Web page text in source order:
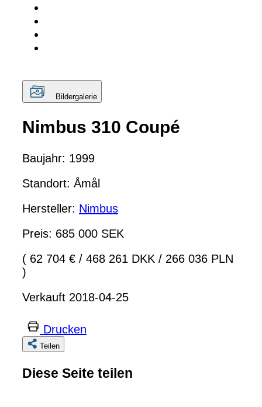
Bildergalerie
Nimbus 310 Coupé
Baujahr: 1999
Standort: Åmål
Hersteller: Nimbus
Preis: 685 000 SEK
( 62 704 € / 468 261 DKK / 266 036 PLN
)
Verkauft 2018-04-25
Drucken
Teilen
Diese Seite teilen